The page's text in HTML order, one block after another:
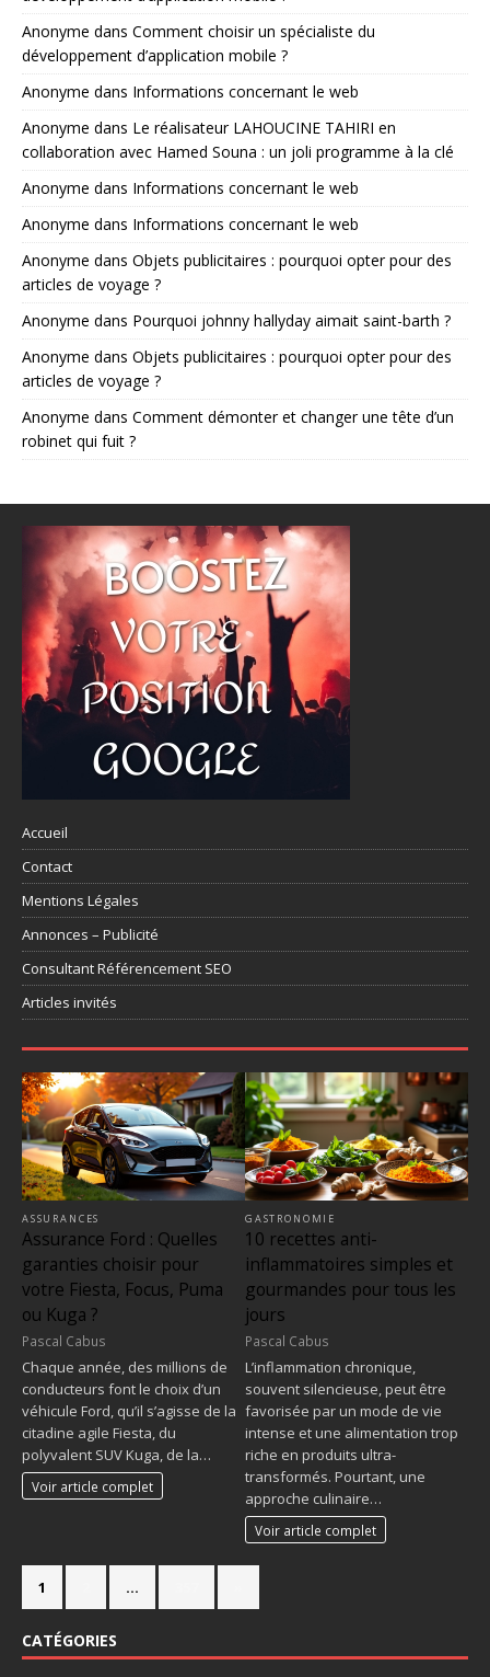
Anonyme dans Comment choisir un spécialiste du
développement d’application mobile ?
Anonyme dans Informations concernant le web
Anonyme dans Le réalisateur LAHOUCINE TAHIRI en
collaboration avec Hamed Souna : un joli programme à la clé
Anonyme dans Informations concernant le web
Anonyme dans Informations concernant le web
Anonyme dans Objets publicitaires : pourquoi opter pour des
articles de voyage ?
Anonyme dans Pourquoi johnny hallyday aimait saint-barth ?
Anonyme dans Objets publicitaires : pourquoi opter pour des
articles de voyage ?
Anonyme dans Comment démonter et changer une tête d’un
robinet qui fuit ?
Accueil
Contact
Mentions Légales
Annonces – Publicité
Consultant Référencement SEO
Articles invités
ASSURANCES
Assurance Ford : Quelles
garanties choisir pour
votre Fiesta, Focus, Puma
ou Kuga ?
Pascal Cabus
Chaque année, des millions de
conducteurs font le choix d’un
véhicule Ford, qu’il s’agisse de la
citadine agile Fiesta, du
polyvalent SUV Kuga, de la…
Voir article complet
GASTRONOMIE
10 recettes anti-
inflammatoires simples et
gourmandes pour tous les
jours
Pascal Cabus
L’inflammation chronique,
souvent silencieuse, peut être
favorisée par un mode de vie
intense et une alimentation trop
riche en produits ultra-
transformés. Pourtant, une
approche culinaire…
Voir article complet
1 …
CATÉGORIES